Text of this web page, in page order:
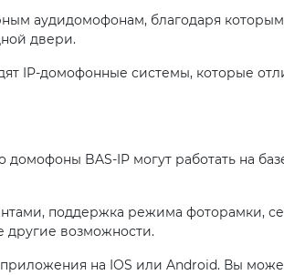
аудидомофонам, благодаря
двери.
IP-домофонные системы, которые
домофоны BAS-IP могут работать на
поддержка режима фоторамки,
другие возможности.
на IOS или Android. Вы